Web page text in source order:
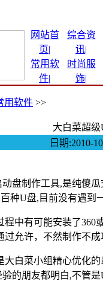
网站首
页|
综合资
讯|
常用软
件|
时尚服
饰|
用软件 >>
大白菜超
日期:2010-
盘制作工具,是纯傻
种U盘,目前没有遇到
中有可能安装了360
过允许，不然制作不
白菜小组精心优化的
的朋友都明白,不管